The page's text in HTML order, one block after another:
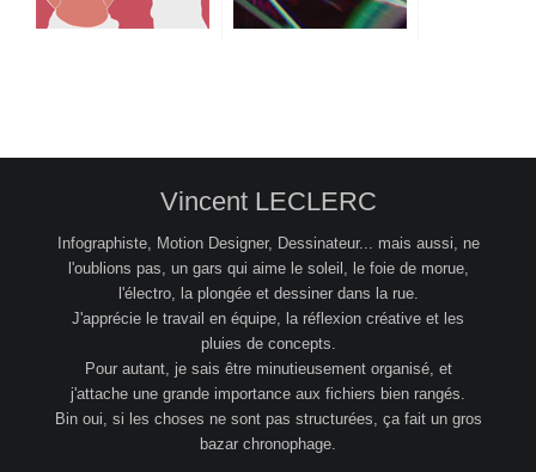
Vincent LECLERC
Infographiste, Motion Designer, Dessinateur... mais aussi, ne
l'oublions pas, un gars qui aime le soleil, le foie de morue,
l'électro, la plongée et dessiner dans la rue.
J'apprécie le travail en équipe, la réflexion créative et les
pluies de concepts.
Pour autant, je sais être minutieusement organisé, et
j'attache une grande importance aux fichiers bien rangés.
Bin oui, si les choses ne sont pas structurées, ça fait un gros
bazar chronophage.